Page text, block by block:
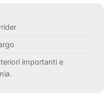
importanti e